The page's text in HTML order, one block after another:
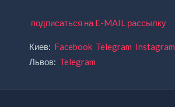
подписаться на E-MAIL рассылку
Киев: Facebook Telegram Instagram
Львов: Telegram